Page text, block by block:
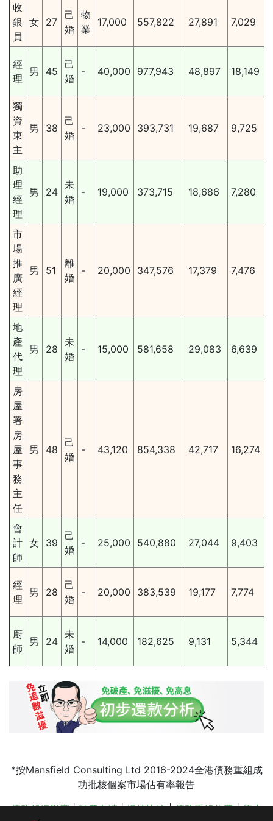
收
銀
員
女 27
己
婚
物
業
17,000 557,822 27,891 7,029
經
理
男 45
己
婚
- 40,000 977,943 48,897 18,149
獨
資
東
主
男 38
己
婚
- 23,000 393,731 19,687 9,725
助
理
經
理
男 24
未
婚
- 19,000 373,715 18,686 7,280
市
場
推
廣
經
理
男 51
離
婚
- 20,000 347,576 17,379 7,476
地
產
代
理
男 28
未
婚
- 15,000 581,658 29,083 6,639
房
屋
署
房
屋
事
務
主
任
男 48
己
婚
- 43,120 854,338 42,717 16,274
會
計
師
女 39
己
婚
- 25,000 540,880 27,044 9,403
經
理
男 28
己
婚
- 20,000 383,539 19,177 7,774
廚
師
男 24
未
婚
- 14,000 182,625 9,131 5,344
*按Mansfield Consulting Ltd 2016-2024全港債務重組成
功批核個案市場佔有率報告
債務舒緩影響|破產申請|樓按比較|債務重組收費|停止